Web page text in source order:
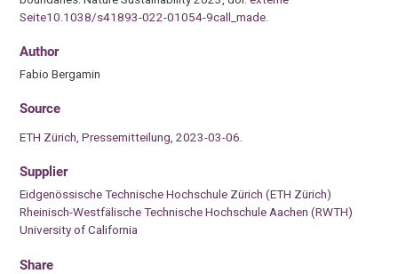
Seite10.1038/s41893-​022-01054-9call_made
Author
Fabio Bergamin
Source
ETH Zürich, Pressemitteilung, 2023-03-06.
Supplier
Eidgenössische Technische Hochschule Zürich (ETH Zürich)
Rheinisch-Westfälische Technische Hochschule Aachen (RWTH)
University of California
Share